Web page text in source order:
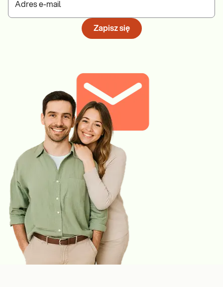
Adres e-mail
Zapisz się